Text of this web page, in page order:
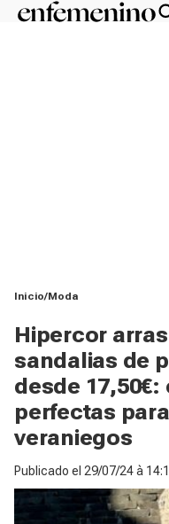
Inicio Moda
Hipercor
sandalias de
desde
perfectas
veraniegos
Publicado el 29/07/24 à